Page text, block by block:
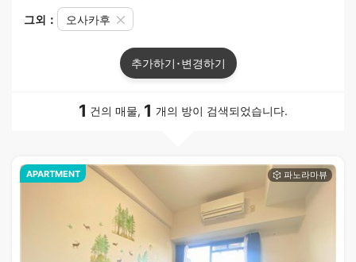
그외： 오사카후
추가하기･변경하기
1 건의 매물, 1 개의 방이 검색되었습니다.
APARTMENT